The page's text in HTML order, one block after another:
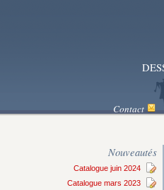
Contact
Nouveautés
Catalogue juin 2024
Catalogue mars 2023